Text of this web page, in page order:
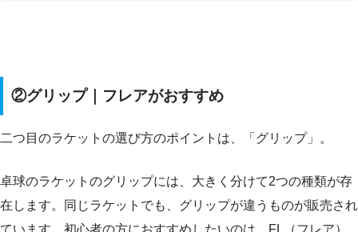
②グリップ｜フレアがおすすめ
二つ目のラケットの選び方のポイントは、「グリップ」。
卓球のラケットのグリップには、大きく分けて2つの種類が存
在します。同じラケットでも、グリップが違うものが販売され
ています。初心者の方におすすめしたいのは、FL（フレア）